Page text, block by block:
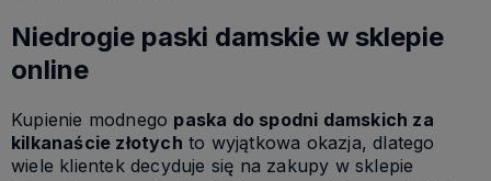
Niedrogie paski damskie w sklepie
online
Kupienie modnego paska do spodni damskich za
kilkanaście złotych to wyjątkowa okazja, dlatego
wiele klientek decyduje się na zakupy w sklepie